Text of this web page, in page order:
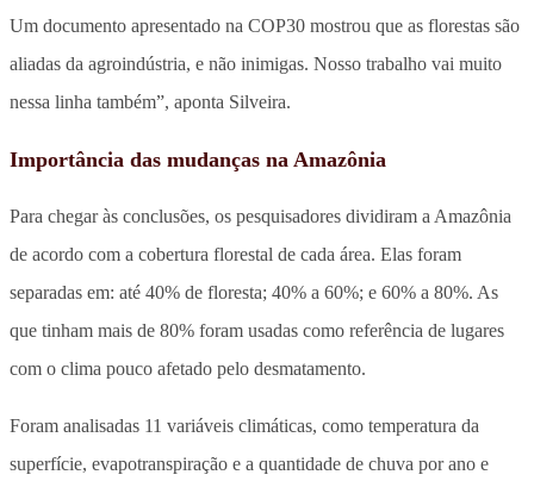
Um documento apresentado na COP30 mostrou que as florestas são
aliadas da agroindústria, e não inimigas. Nosso trabalho vai muito
nessa linha também”, aponta Silveira.
Importância das mudanças na Amazônia
Para chegar às conclusões, os pesquisadores dividiram a Amazônia
de acordo com a cobertura florestal de cada área. Elas foram
separadas em: até 40% de floresta; 40% a 60%; e 60% a 80%. As
que tinham mais de 80% foram usadas como referência de lugares
com o clima pouco afetado pelo desmatamento.
Foram analisadas 11 variáveis climáticas, como temperatura da
superfície, evapotranspiração e a quantidade de chuva por ano e